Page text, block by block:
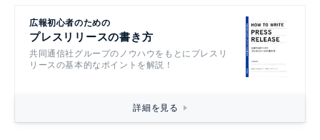
広報初心者のための
プレスリリースの書き方
共同通信社グループのノウハウをもとにプレスリ
リースの基本的なポイントを解説！
詳細を見る